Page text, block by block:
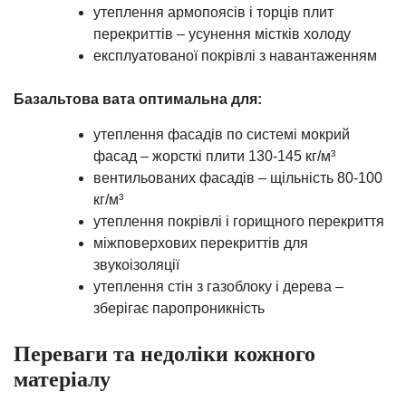
утеплення армопоясів і торців плит
перекриттів – усунення містків холоду
експлуатованої покрівлі з навантаженням
Базальтова вата оптимальна для:
утеплення фасадів по системі мокрий
фасад – жорсткі плити 130-145 кг/м³
вентильованих фасадів – щільність 80-100
кг/м³
утеплення покрівлі і горищного перекриття
міжповерхових перекриттів для
звукоізоляції
утеплення стін з газоблоку і дерева –
зберігає паропроникність
Переваги та недоліки кожного
матеріалу